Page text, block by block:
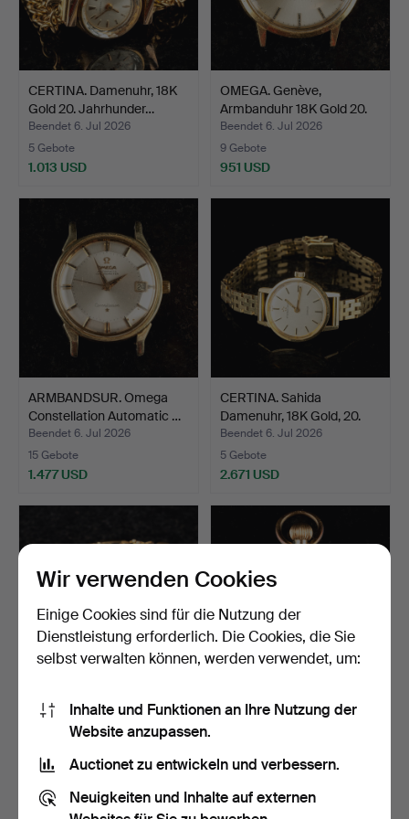
CERTINA. Damenuhr, 18K
Gold 20. Jahrhunder…
Beendet 6. Jul 2026
5 Gebote
1.013 USD
OMEGA. Genève,
Armbanduhr 18K Gold 20.
Jah…
Beendet 6. Jul 2026
9 Gebote
951 USD
ARMBANDSUR. Omega
Constellation Automatic …
Beendet 6. Jul 2026
15 Gebote
1.477 USD
CERTINA. Sahida
Damenuhr, 18K Gold, 20.
Ja…
Beendet 6. Jul 2026
5 Gebote
2.671 USD
CERTINA. Damenuhr 18K
Gold 20. Jahrhundert.
Beendet 6. Jul 2026
4 Gebote
TASCHENUHR /
DAMENUHR. 14K Gold 20.
3 Gebote
Wir verwenden Cookies
Einige Cookies sind für die Nutzung der
Dienstleistung erforderlich. Die Cookies, die Sie
selbst verwalten können, werden verwendet, um:
Inhalte und Funktionen an Ihre Nutzung der
Website anzupassen.
Auctionet zu entwickeln und verbessern.
Neuigkeiten und Inhalte auf externen